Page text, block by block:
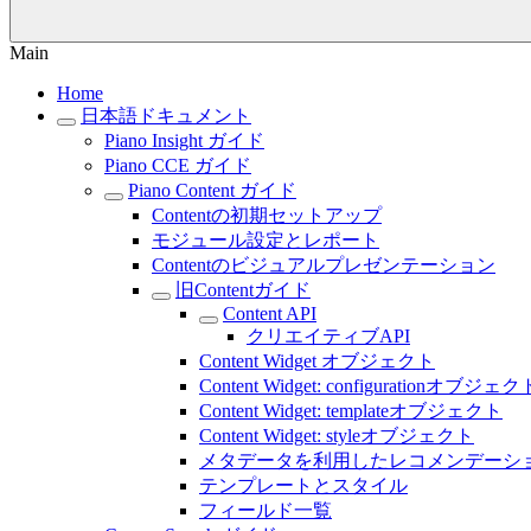
Main
Home
日本語ドキュメント
Piano Insight ガイド
Piano CCE ガイド
Piano Content ガイド
Contentの初期セットアップ
モジュール設定とレポート
Contentのビジュアルプレゼンテーション
旧Contentガイド
Content API
クリエイティブAPI
Content Widget オブジェクト
Content Widget: configurationオブジェク
Content Widget: templateオブジェクト
Content Widget: styleオブジェクト
メタデータを利用したレコメンデーシ
テンプレートとスタイル
フィールド一覧